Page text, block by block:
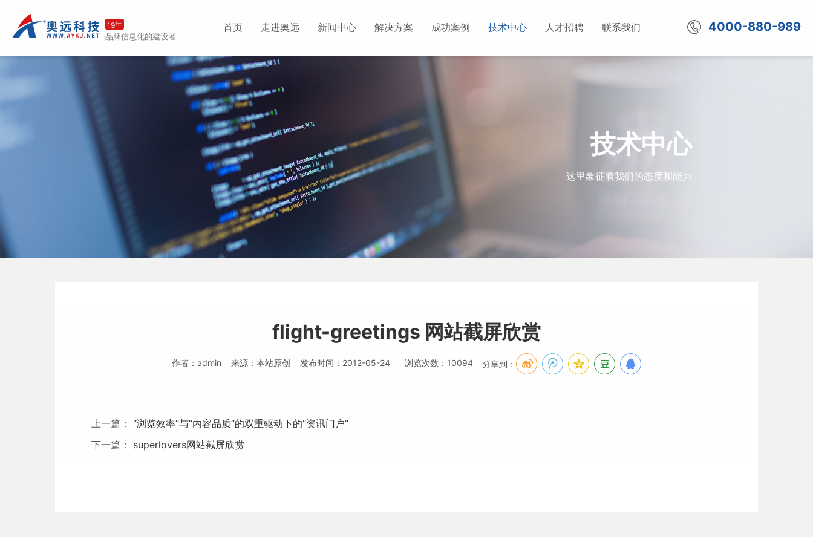
19年
品牌信息化的建设者
4000-880-989
首页 走进奥远 新闻中心 解决方案 成功案例 技术中心 人才招聘 联系我们
技术中心
这里象征着我们的态度和能力
flight-greetings 网站截屏欣赏
作者：admin 来源：本站原创 发布时间：2012-05-24 浏览次数：10094 分享到：
上一篇： “浏览效率”与“内容品质”的双重驱动下的“资讯门户”
下一篇：
superlovers网站截屏欣赏